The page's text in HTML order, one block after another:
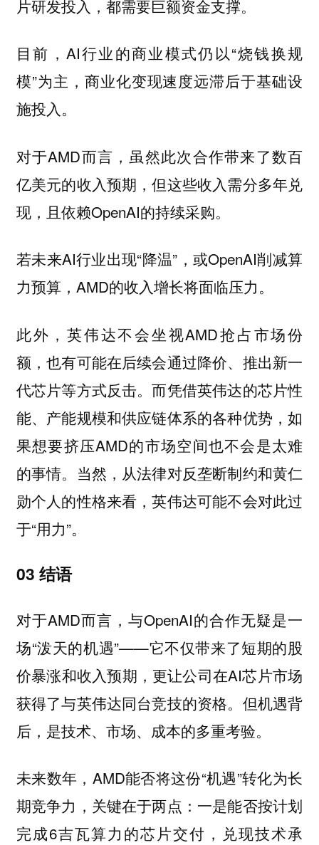
片研发投入，都需要巨额资金支撑。
目前，AI行业的商业模式仍以“烧钱换规
模”为主，商业化变现速度远滞后于基础设
施投入。
对于AMD而言，虽然此次合作带来了数百
亿美元的收入预期，但这些收入需分多年兑
现，且依赖OpenAI的持续采购。
若未来AI行业出现“降温”，或OpenAI削减算
力预算，AMD的收入增长将面临压力。
此外，英伟达不会坐视AMD抢占市场份
额，也有可能在后续会通过降价、推出新一
代芯片等方式反击。而凭借英伟达的芯片性
能、产能规模和供应链体系的各种优势，如
果想要挤压AMD的市场空间也不会是太难
的事情。当然，从法律对反垄断制约和黄仁
勋个人的性格来看，英伟达可能不会对此过
于“用力”。
03 结语
对于AMD而言，与OpenAI的合作无疑是一
场“泼天的机遇”——它不仅带来了短期的股
价暴涨和收入预期，更让公司在AI芯片市场
获得了与英伟达同台竞技的资格。但机遇背
后，是技术、市场、成本的多重考验。
未来数年，AMD能否将这份“机遇”转化为长
期竞争力，关键在于两点：一是能否按计划
完成6吉瓦算力的芯片交付，兑现技术承